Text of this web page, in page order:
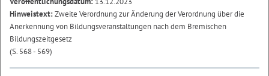
Hinweistext:Zweite Verordnung zur Änderung der Verordnung über die
Anerkennung von Bildungsveranstaltungen nach dem Bremischen
Bildungszeitgesetz
(S. 568 - 569)